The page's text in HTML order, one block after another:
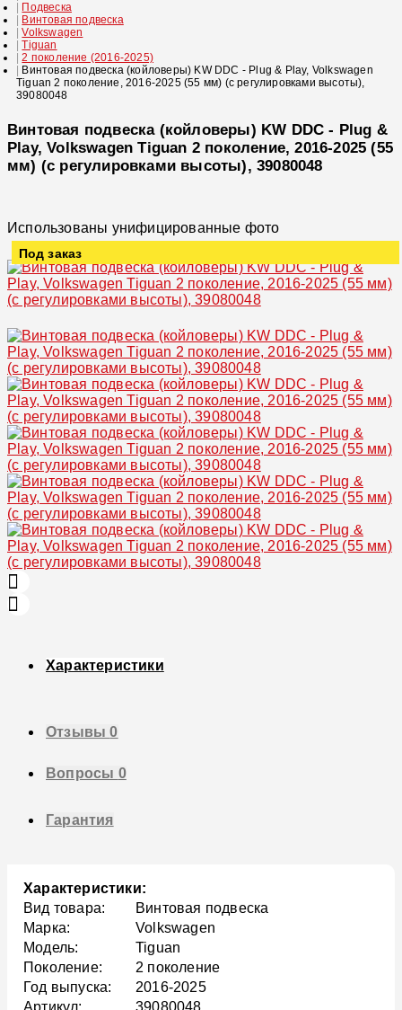
Подвеска
Винтовая подвеска
Volkswagen
Tiguan
2 поколение (2016-2025)
Винтовая подвеска (койловеры) KW DDC - Plug & Play, Volkswagen
Tiguan 2 поколение, 2016-2025 (55 мм) (с регулировками высоты),
39080048
Винтовая подвеска (койловеры) KW DDC - Plug &
Play, Volkswagen Tiguan 2 поколение, 2016-2025 (55
мм) (с регулировками высоты), 39080048
Использованы унифицированные фото
Под заказ
Характеристики
Отзывы0
Вопросы 0
Гарантия
Характеристики:
Вид товара:
Винтовая подвеска
Марка:
Volkswagen
Модель:
Tiguan
Поколение:
2 поколение
Год выпуска:
2016-2025